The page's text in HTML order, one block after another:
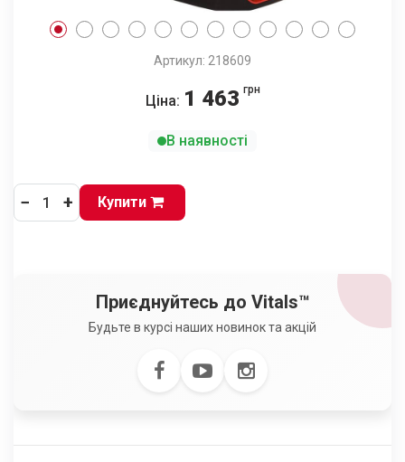
Артикул: 218609
Ціна: 1 463 грн
В наявності
− + Купити
Приєднуйтесь до Vitals™
Будьте в курсі наших новинок та акцій